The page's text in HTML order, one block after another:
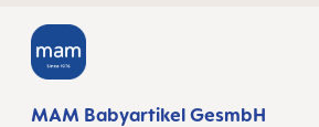
MAM Babyartikel GesmbH